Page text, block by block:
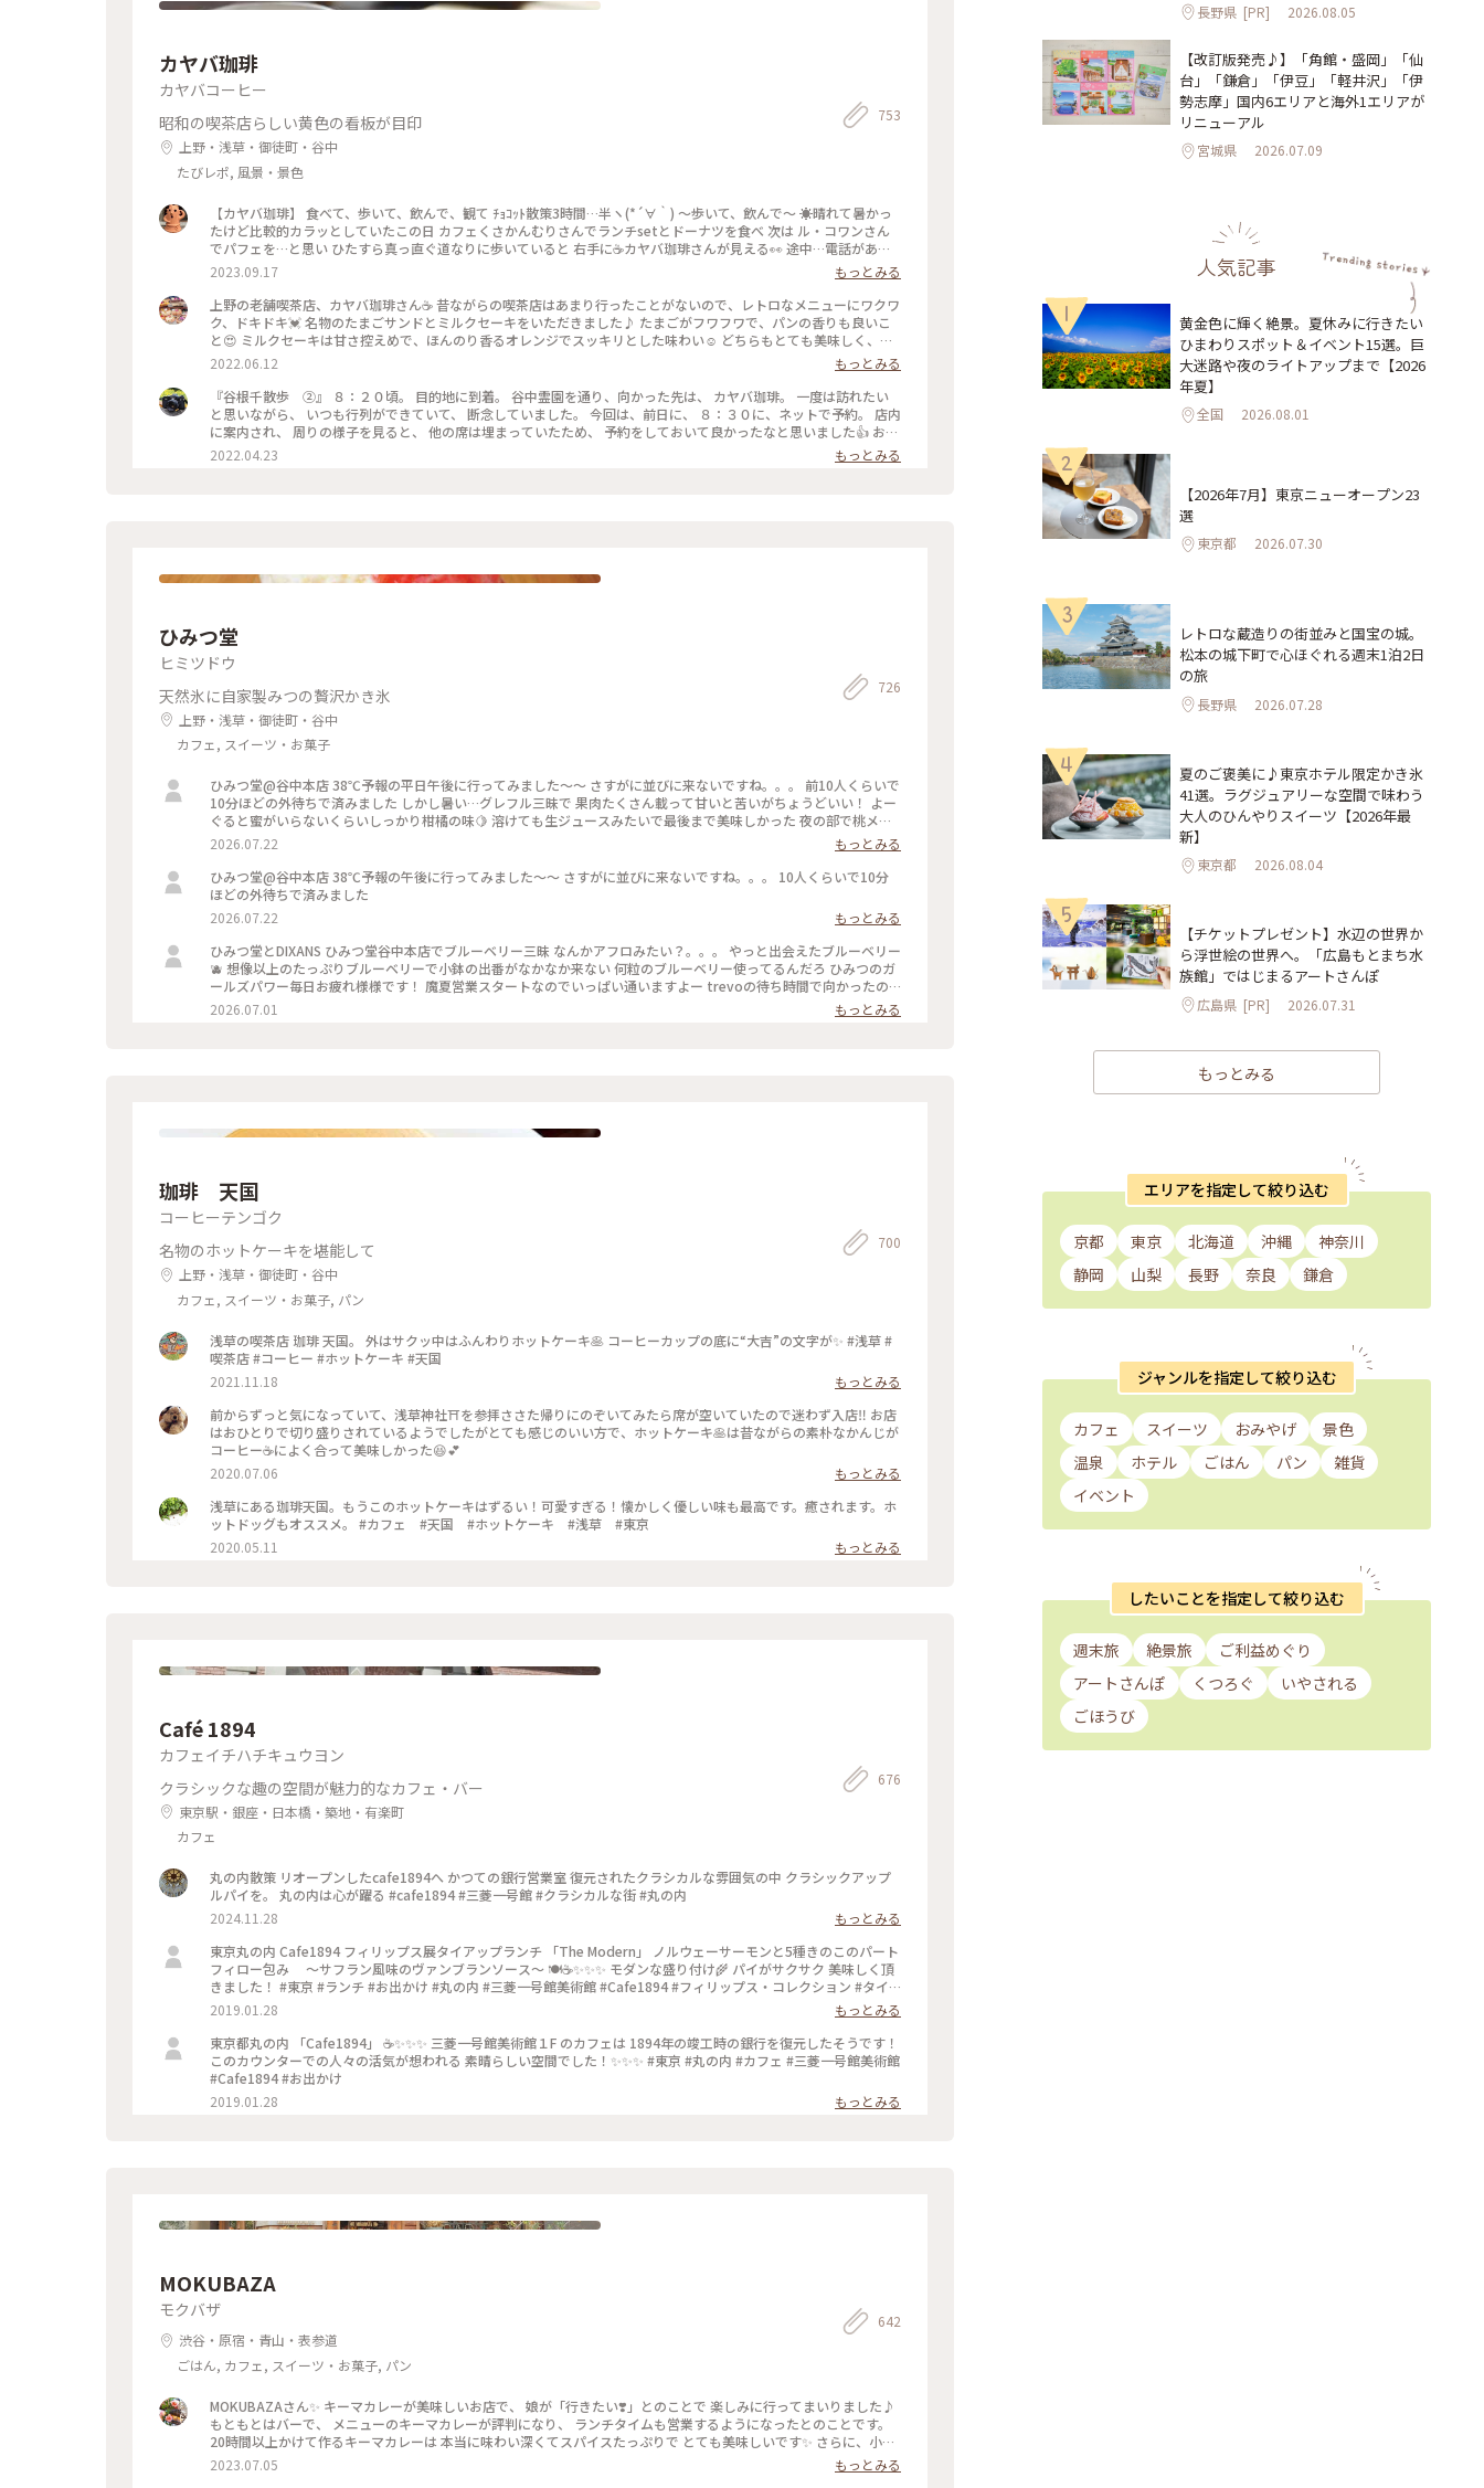
カヤバ珈琲
カヤバコーヒー
昭和の喫茶店らしい黄色の看板が目印
上野・浅草・御徒町・谷中
たびレポ, 風景・景色
753
【カヤバ珈琲】 食べて、歩いて、飲んで、観て ﾁｮｺｯﾄ散策3時間…半ヽ(*´∀｀) 〜歩いて、飲んで〜 ☀️晴れて暑かっ
たけど比較的カラッとしていたこの日 カフェくさかんむりさんでランチsetとドーナツを食べ 次は ル・コワンさん
でパフェを…と思い ひたすら真っ直ぐ道なりに歩いていると 右手に☕️カヤバ珈琲さんが見える👀 途中…電話があり
話しながら…👣ﾃｸﾃｸﾃｸﾃｸ 500mも通り過ぎていたというミス💧 計1.6km歩き戻る気力がなかったので（笑） いつか
スムーズに入れた時にお邪魔しようと思っていた 「カヤバ珈琲」さんの「いつか」が偶然にも叶い 「谷中ジンジャ
ー」を（^人^） ☀️暑い日にジンジャーエールを頂くことが多いのですが これは今迄で一番パンチがある💨💨💨 ガム
シロップ…という単語が頭の中をチラッと過った様な(● ˃̶͈̀ロ˂̶͈́)੭ꠥ⁾⁾ そのお陰でサッパリ✨ 次の目的地へ〜 #カヤバ珈
琲 #秋さんぽ #私のことりっぷ旅 #カメラ旅 #今年は旗を立てたところへひとつでも多く行く
2023.09.17
もっとみる
上野の老舗喫茶店、カヤバ珈琲さん☕️ 昔ながらの喫茶店はあまり行ったことがないので、レトロなメニューにワクワ
ク、ドキドキ💓 名物のたまごサンドとミルクセーキをいただきました♪ たまごがフワフワで、パンの香りも良いこ
と😍 ミルクセーキは甘さ控えめで、ほんのり香るオレンジでスッキリとした味わい☺️ どちらもとても美味しく、感
動しきりでした✨ #たまごサンド #ミルクセーキ #カヤバ珈琲 #上野 #ヒーリング旅 #Myことりっぷ
2022.06.12
もっとみる
『谷根千散歩 ②』 ８：２０頃。 目的地に到着。 谷中霊園を通り、向かった先は、 カヤバ珈琲。 一度は訪れたい
と思いながら、 いつも行列ができていて、 断念していました。 今回は、前日に、 ８：３０に、ネットで予約。 店内
に案内され、 周りの様子を見ると、 他の席は埋まっていたため、 予約をしておいて良かったなと思いました👍 お目
当ての、たまごサンド✨✨ 本日のフレッシュジュースか、 本日のスープが選べます。 本日のスープを頼み、 コーヒ
ーを追加しました。 本当は、ルシアンという、 コーヒーとココアを合わせた飲み物が、 気になったのですが、 ベタ
2022.04.23 もっとみる
ひみつ堂
ヒミツドウ
天然氷に自家製みつの贅沢かき氷
上野・浅草・御徒町・谷中
カフェ, スイーツ・お菓子
726
ひみつ堂@谷中本店 38℃予報の平日午後に行ってみました〜〜 さすがに並びに来ないですね。。。 前10人くらいで
10分ほどの外待ちで済みました しかし暑い…グレフル三昧で 果肉たくさん載って甘いと苦いがちょうどいい！ よー
ぐると蜜がいらないくらいしっかり柑橘の味🍋 溶けても生ジュースみたいで最後まで美味しかった 夜の部で桃メニ
ューが出る日で迷ったけどさすがに２時間待てない、、、 それに17時からけっこう並ぶのよね。。日没前でまだ暑
いし！ 以外と日中は穴場なのかもです。
2026.07.22
もっとみる
ひみつ堂@谷中本店 38℃予報の午後に行ってみました〜〜 さすがに並びに来ないですね。。。 10人くらいで10分
ほどの外待ちで済みました
2026.07.22
もっとみる
ひみつ堂とDIXANS ひみつ堂谷中本店でブルーベリー三昧 なんかアフロみたい？。。。 やっと出会えたブルーベリー
🫐 想像以上のたっぷりブルーベリーで小鉢の出番がなかなか来ない 何粒のブルーベリー使ってるんだろ ひみつのガ
ールズパワー毎日お疲れ様様です！ 魔夏営業スタートなのでいっぱい通いますよー trevoの待ち時間で向かったの
はDIXANS 抹茶ラテのアートがキレイで外のグリーンを背景にいい感じで撮れました
2026.07.01 もっとみる
珈琲 天国
コーヒーテンゴク
名物のホットケーキを堪能して
上野・浅草・御徒町・谷中
カフェ, スイーツ・お菓子, パン
700
浅草の喫茶店 珈琲 天国。 外はサクッ中はふんわりホットケーキ🥞 コーヒーカップの底に“大吉”の文字が✨ #浅草 #
喫茶店 #コーヒー #ホットケーキ #天国
2021.11.18
もっとみる
前からずっと気になっていて、浅草神社⛩を参拝ささた帰りにのぞいてみたら席が空いていたので迷わず入店‼️ お店
はおひとりで切り盛りされているようでしたがとても感じのいい方で、ホットケーキ🥞は昔ながらの素朴なかんじが
コーヒー☕️によく合って美味しかった😆💕
2020.07.06
もっとみる
浅草にある珈琲天国。もうこのホットケーキはずるい！可愛すぎる！懐かしく優しい味も最高です。癒されます。ホ
ットドッグもオススメ。 #カフェ #天国 #ホットケーキ #浅草 #東京
2020.05.11
もっとみる
Café 1894
カフェイチハチキュウヨン
クラシックな趣の空間が魅力的なカフェ・バー
東京駅・銀座・日本橋・築地・有楽町
カフェ
676
丸の内散策 リオープンしたcafe1894へ かつての銀行営業室 復元されたクラシカルな雰囲気の中 クラシックアップ
ルパイを。 丸の内は心が躍る #cafe1894 #三菱一号館 #クラシカルな街 #丸の内
2024.11.28
もっとみる
東京丸の内 Cafe1894 フィリップス展タイアップランチ 「The Modern」 ノルウェーサーモンと5種きのこのパート
フィロー包み ～サフラン風味のヴァンブランソース～ 🍽☕️✨✨✨ モダンな盛り付け🌾 パイがサクサク 美味しく頂
きました！ #東京 #ランチ #お出かけ #丸の内 #三菱一号館美術館 #Cafe1894 #フィリップス・コレクション #タイ
アップメニュー #冬のごちそう
2019.01.28
もっとみる
東京都丸の内 「Cafe1894」 ☕️✨✨✨ 三菱一号館美術館１F のカフェは 1894年の竣工時の銀行を復元したそうです！
このカウンターでの人々の活気が想われる 素晴らしい空間でした！✨✨✨ #東京 #丸の内 #カフェ #三菱一号館美術館
#Cafe1894 #お出かけ
2019.01.28
もっとみる
MOKUBAZA
モクバザ
渋谷・原宿・青山・表参道
ごはん, カフェ, スイーツ・お菓子, パン
642
MOKUBAZAさん✨ キーマカレーが美味しいお店で、 娘が「行きたい❣️」とのことで 楽しみに行ってまいりました♪
もともとはバーで、 メニューのキーマカレーが評判になり、 ランチタイムも営業するようになったとのことです。
20時間以上かけて作るキーマカレーは 本当に味わい深くてスパイスたっぷりで とても美味しいです✨ さらに、小麦
粉、化学調味料、人工添加物 なども入っていないそうで、 身体にも優しいカレーです(o^^o) 私たちは、チーズキー
マカレーを マンゴーラッシーと一緒にいただきました♡ モッツァレラチーズがとろ〜り✨ とても美味しかったで
2023.07.05
もっとみる
長野県 [PR] 2026.08.05
【改訂版発売♪】「角館・盛岡」「仙
台」「鎌倉」「伊豆」「軽井沢」「伊
勢志摩」国内6エリアと海外1エリアが
リニューアル
宮城県 2026.07.09
人気記事
1
黄金色に輝く絶景。夏休みに行きたい
ひまわりスポット＆イベント15選。巨
大迷路や夜のライトアップまで【2026
年夏】
全国 2026.08.01
2
【2026年7月】東京ニューオープン23
選
東京都 2026.07.30
3
レトロな蔵造りの街並みと国宝の城。
松本の城下町で心ほぐれる週末1泊2日
の旅
長野県 2026.07.28
4
夏のご褒美に♪東京ホテル限定かき氷
41選。ラグジュアリーな空間で味わう
大人のひんやりスイーツ【2026年最
新】
東京都 2026.08.04
5
【チケットプレゼント】水辺の世界か
ら浮世絵の世界へ。「広島もとまち水
族館」ではじまるアートさんぽ
広島県 [PR] 2026.07.31
もっとみる
エリアを指定して絞り込む
京都 東京 北海道 沖縄
神奈川
静岡
山梨 長野 奈良 鎌倉
ジャンルを指定して絞り込む
カフェ スイーツ おみやげ
景色
温泉
ホテル ごはん パン
雑貨
イベント
したいことを指定して絞り込む
週末旅 絶景旅
ご利益めぐり
アートさんぽ
くつろぐ
いやされる
ごほうび